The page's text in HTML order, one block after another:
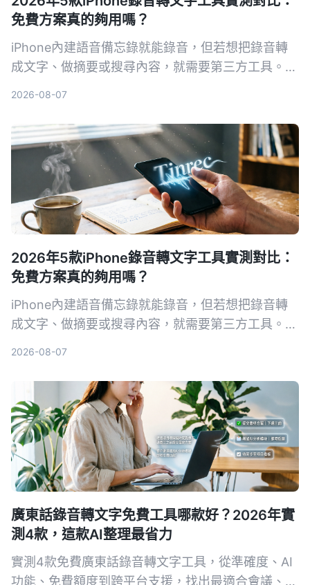
免費方案真的夠用嗎？
iPhone內建語音備忘錄就能錄音，但若想把錄音轉
成文字、做摘要或搜尋內容，就需要第三方工具。本
2026-08-07
2026年5款iPhone錄音轉文字工具實測對比：
免費方案真的夠用嗎？
iPhone內建語音備忘錄就能錄音，但若想把錄音轉
成文字、做摘要或搜尋內容，就需要第三方工具。本
2026-08-07
廣東話錄音轉文字免費工具哪款好？2026年實
測4款，這款AI整理最省力
實測4款免費廣東話錄音轉文字工具，從準確度、AI
功能、免費額度到跨平台支援，找出最適合會議、訪